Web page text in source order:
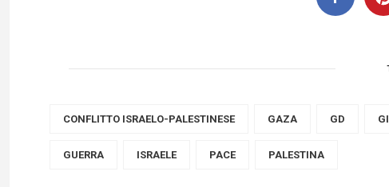
CONFLITTO ISRAELO-PALESTINESE GAZA GD
GUERRA ISRAELE PACE PALESTINA